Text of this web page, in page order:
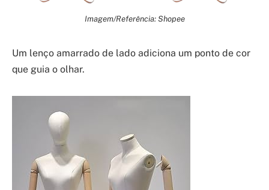
Imagem/Referência: Shopee
Um lenço amarrado de lado adiciona um ponto de cor
que guia o olhar.